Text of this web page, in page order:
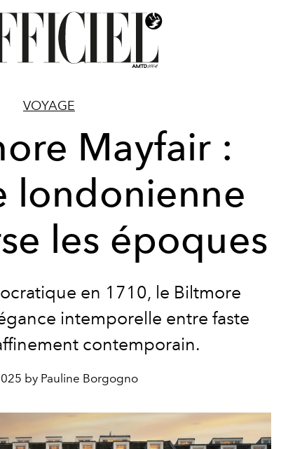
VOYAGE
Mayfair :
londonienne
les époques
en 1710, le Biltmore
intemporelle entre faste
contemporain.
by Pauline Borgogno